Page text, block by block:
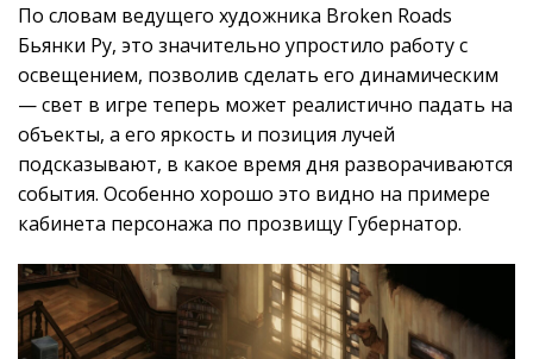
По словам ведущего художника Broken Roads
Бьянки Ру, это значительно упростило работу с
освещением, позволив сделать его динамическим
— свет в игре теперь может реалистично падать на
объекты, а его яркость и позиция лучей
подсказывают, в какое время дня разворачиваются
события. Особенно хорошо это видно на примере
кабинета персонажа по прозвищу Губернатор.